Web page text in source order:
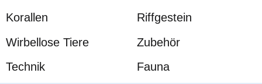
Korallen
Riffgestein
Wirbellose Tiere
Zubehör
Technik
Fauna